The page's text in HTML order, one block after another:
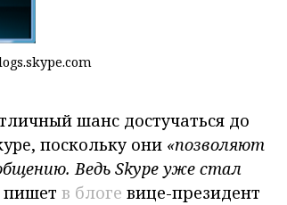
шанс достучаться до
поскольку они «позволяют
Ведь Skype уже стал
в блоге вице-президент